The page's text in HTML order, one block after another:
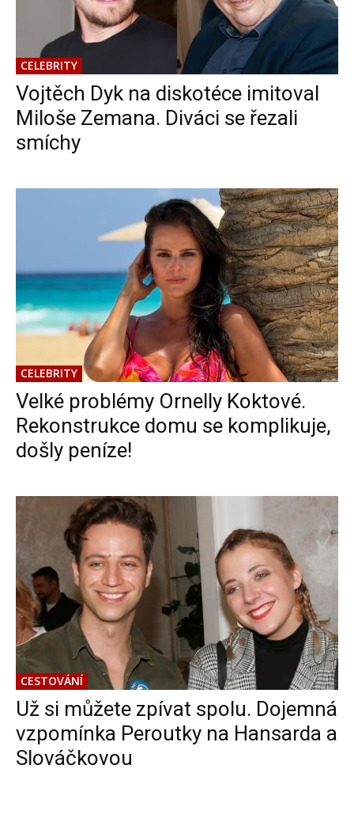
CELEBRITY
Vojtěch Dyk na diskotéce imitoval
Miloše Zemana. Diváci se řezali
smíchy
CELEBRITY
Velké problémy Ornelly Koktové.
Rekonstrukce domu se komplikuje,
došly peníze!
CESTOVÁNÍ
Už si můžete zpívat spolu. Dojemná
vzpomínka Peroutky na Hansarda a
Slováčkovou